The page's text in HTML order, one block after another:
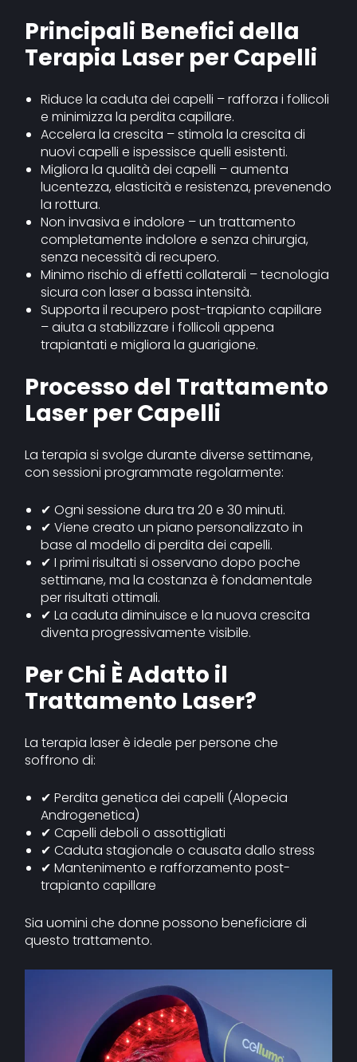
Principali Benefici della
Terapia Laser per Capelli
Riduce la caduta dei capelli – rafforza i follicoli
e minimizza la perdita capillare.
Accelera la crescita – stimola la crescita di
nuovi capelli e ispessisce quelli esistenti.
Migliora la qualità dei capelli – aumenta
lucentezza, elasticità e resistenza, prevenendo
la rottura.
Non invasiva e indolore – un trattamento
completamente indolore e senza chirurgia,
senza necessità di recupero.
Minimo rischio di effetti collaterali – tecnologia
sicura con laser a bassa intensità.
Supporta il recupero post-trapianto capillare
– aiuta a stabilizzare i follicoli appena
trapiantati e migliora la guarigione.
Processo del Trattamento
Laser per Capelli
La terapia si svolge durante diverse settimane,
con sessioni programmate regolarmente:
✔ Ogni sessione dura tra 20 e 30 minuti.
✔ Viene creato un piano personalizzato in
base al modello di perdita dei capelli.
✔ I primi risultati si osservano dopo poche
settimane, ma la costanza è fondamentale
per risultati ottimali.
✔ La caduta diminuisce e la nuova crescita
diventa progressivamente visibile.
Per Chi È Adatto il
Trattamento Laser?
La terapia laser è ideale per persone che
soffrono di:
✔ Perdita genetica dei capelli (Alopecia
Androgenetica)
✔ Capelli deboli o assottigliati
✔ Caduta stagionale o causata dallo stress
✔ Mantenimento e rafforzamento post-
trapianto capillare
Sia uomini che donne possono beneficiare di
questo trattamento.